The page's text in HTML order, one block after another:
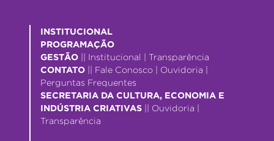
INSTITUCIONAL
PROGRAMAÇÃO
GESTÃO
Institucional
Transparência
CONTATO
Fale Conosco Ouvidoria
Perguntas Frequentes
SECRETARIA DA CULTURA, ECONOMIA E
INDÚSTRIA CRIATIVAS
Ouvidoria
Transparência